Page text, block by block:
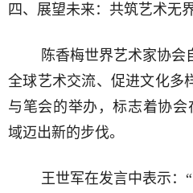
四、展望未来：共筑艺术无
陈香梅世界艺术家协会
全球艺术交流、促进文化多
与笔会的举办，标志着协
域迈出新的步伐。
王世军在发言中表示：“